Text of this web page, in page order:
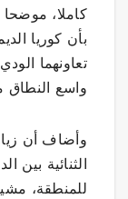
كاملا، موضحا
بأن كوريا
تعاونهما
واسع
وأضاف أن
الثنائية بين
للمنطقة،